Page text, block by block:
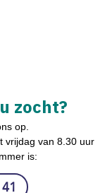
zocht?
op.
vrijdag van 8.30 uur
is: